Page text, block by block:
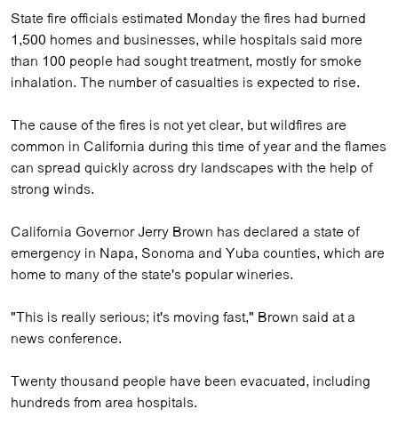
State fire officials estimated Monday the fires had burned
1,500 homes and businesses, while hospitals said more
than 100 people had sought treatment, mostly for smoke
inhalation. The number of casualties is expected to rise.
The cause of the fires is not yet clear, but wildfires are
common in California during this time of year and the flames
can spread quickly across dry landscapes with the help of
strong winds.
California Governor Jerry Brown has declared a state of
emergency in Napa, Sonoma and Yuba counties, which are
home to many of the state's popular wineries.
"This is really serious; it's moving fast," Brown said at a
news conference.
Twenty thousand people have been evacuated, including
hundreds from area hospitals.